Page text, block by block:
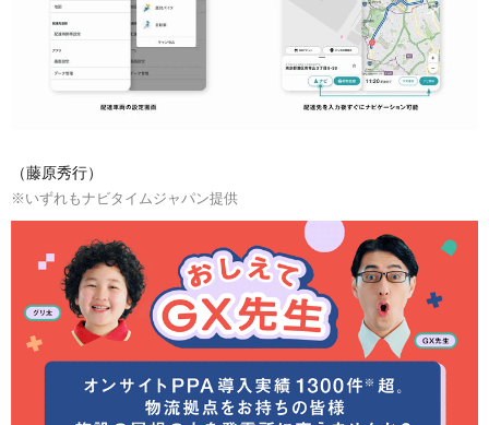
（藤原秀行）
※いずれもナビタイムジャパン提供